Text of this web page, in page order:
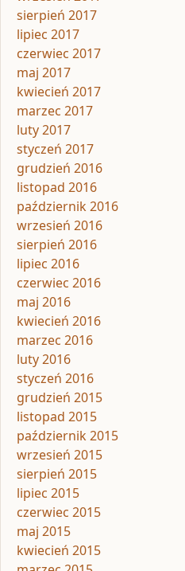
sierpień 2017
lipiec 2017
czerwiec 2017
maj 2017
kwiecień 2017
marzec 2017
luty 2017
styczeń 2017
grudzień 2016
listopad 2016
październik 2016
wrzesień 2016
sierpień 2016
lipiec 2016
czerwiec 2016
maj 2016
kwiecień 2016
marzec 2016
luty 2016
styczeń 2016
grudzień 2015
listopad 2015
październik 2015
wrzesień 2015
sierpień 2015
lipiec 2015
czerwiec 2015
maj 2015
kwiecień 2015